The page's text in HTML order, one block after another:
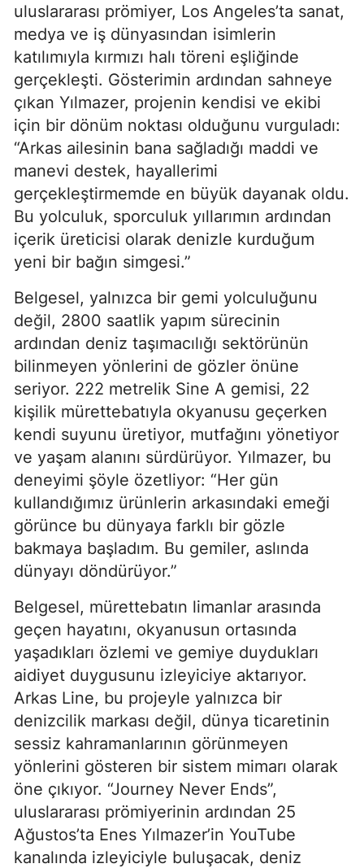
uluslararası prömiyer, Los Angeles’ta sanat,
medya ve iş dünyasından isimlerin
katılımıyla kırmızı halı töreni eşliğinde
gerçekleşti. Gösterimin ardından sahneye
çıkan Yılmazer, projenin kendisi ve ekibi
için bir dönüm noktası olduğunu vurguladı:
“Arkas ailesinin bana sağladığı maddi ve
manevi destek, hayallerimi
gerçekleştirmemde en büyük dayanak oldu.
Bu yolculuk, sporculuk yıllarımın ardından
içerik üreticisi olarak denizle kurduğum
yeni bir bağın simgesi.”
Belgesel, yalnızca bir gemi yolculuğunu
değil, 2800 saatlik yapım sürecinin
ardından deniz taşımacılığı sektörünün
bilinmeyen yönlerini de gözler önüne
seriyor. 222 metrelik Sine A gemisi, 22
kişilik mürettebatıyla okyanusu geçerken
kendi suyunu üretiyor, mutfağını yönetiyor
ve yaşam alanını sürdürüyor. Yılmazer, bu
deneyimi şöyle özetliyor: “Her gün
kullandığımız ürünlerin arkasındaki emeği
görünce bu dünyaya farklı bir gözle
bakmaya başladım. Bu gemiler, aslında
dünyayı döndürüyor.”
Belgesel, mürettebatın limanlar arasında
geçen hayatını, okyanusun ortasında
yaşadıkları özlemi ve gemiye duydukları
aidiyet duygusunu izleyiciye aktarıyor.
Arkas Line, bu projeyle yalnızca bir
denizcilik markası değil, dünya ticaretinin
sessiz kahramanlarının görünmeyen
yönlerini gösteren bir sistem mimarı olarak
öne çıkıyor. “Journey Never Ends”,
uluslararası prömiyerinin ardından 25
Ağustos’ta Enes Yılmazer’in YouTube
kanalında izleyiciyle buluşacak, deniz